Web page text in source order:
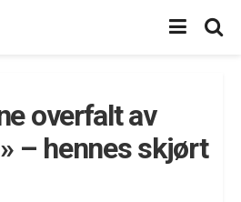
overfalt av
– hennes skjørt